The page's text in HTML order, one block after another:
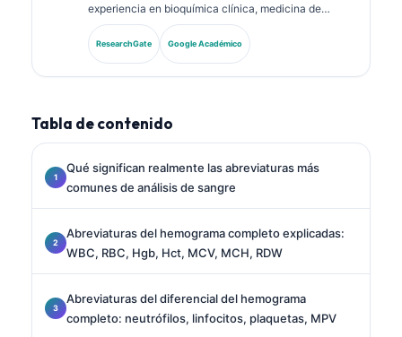
experiencia en bioquímica clínica, medicina de
laboratorio e investigación de biomarcadores. Ex
presidente de la Sociedad Alemana de Química
Clínica, se especializa en análisis de paneles
ResearchGate Google Académico
Tabla de contenido
Qué significan realmente las abreviaturas más
comunes de análisis de sangre
Abreviaturas del hemograma completo explicadas:
WBC, RBC, Hgb, Hct, MCV, MCH, RDW
Abreviaturas del diferencial del hemograma
completo: neutrófilos, linfocitos, plaquetas, MPV